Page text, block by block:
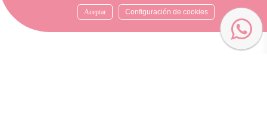
Aceptar
Configuración de cookies